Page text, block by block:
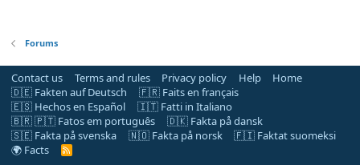
Forums
Contact us Terms and rules Privacy policy Help
Home
🇩🇪 Fakten auf Deutsch
🇫🇷 Faits en français
🇪🇸 Hechos en Español
🇮🇹 Fatti in Italiano
🇧🇷 🇵🇹 Fatos em português
🇩🇰 Fakta på dansk
🇸🇪 Fakta på svenska
🇳🇴 Fakta på norsk
🇫🇮 Faktat suomeksi
🌍 Facts
R